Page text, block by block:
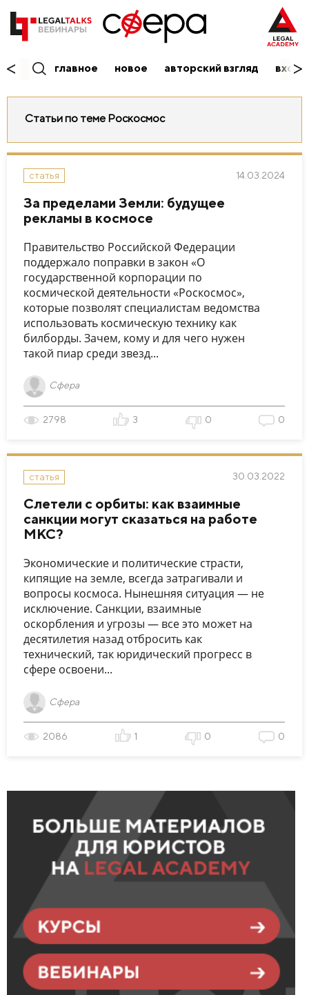
главное новое авторский взгляд вход/
Статьи по теме Роскосмос
статья 14.03.2024
За пределами Земли: будущее
рекламы в космосе
Правительство Российской Федерации
поддержало поправки в закон «О
государственной корпорации по
космической деятельности «Роскосмос»,
которые позволят специалистам ведомства
использовать космическую технику как
билборды. Зачем, кому и для чего нужен
такой пиар среди звезд...
Сфера
2798 3 0 0
статья 30.03.2022
Слетели с орбиты: как взаимные
санкции могут сказаться на работе
МКС?
Экономические и политические страсти,
кипящие на земле, всегда затрагивали и
вопросы космоса. Нынешняя ситуация — не
исключение. Санкции, взаимные
оскорбления и угрозы — все это может на
десятилетия назад отбросить как
технический, так юридический прогресс в
сфере освоени...
Сфера
2086 1 0 0